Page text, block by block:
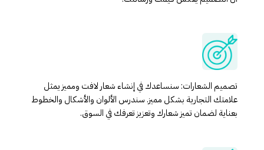
تصميم الشعارات: سنساعدك في إنشاء شعار لافت ومميز يمثل
علامتك التجارية بشكل مميز. سندرس الألوان والأشكال والخطوط
بعناية لضمان تميز شعارك وتعزيز تعرفك في السوق.